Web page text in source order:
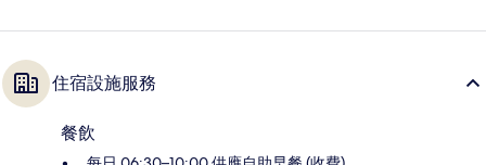
住宿設施服務
餐飲